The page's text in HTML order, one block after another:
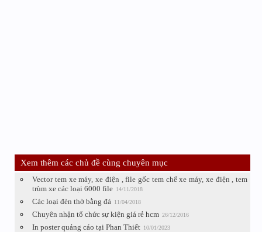
Xem thêm các chủ đề cùng chuyên mục
Vector tem xe máy, xe điện , file gốc tem chế xe máy, xe điện , tem
trùm xe các loại 6000 file 14/11/2018
Các loại đèn thờ bằng đá 11/04/2018
Chuyên nhận tổ chức sự kiện giá rẻ hcm 26/12/2016
In poster quảng cáo tại Phan Thiết 10/01/2023